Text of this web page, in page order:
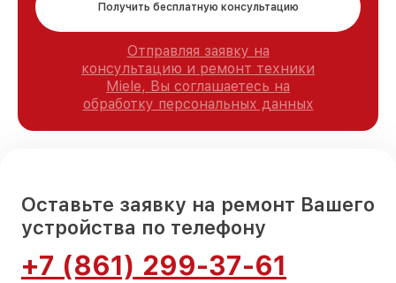
Получить бесплатную консультацию
Отправляя заявку на
консультацию и ремонт техники
Miele, Вы соглашаетесь на
обработку персональных данных
Оставьте заявку на ремонт Вашего
устройства по телефону
+7 (861) 299-37-61